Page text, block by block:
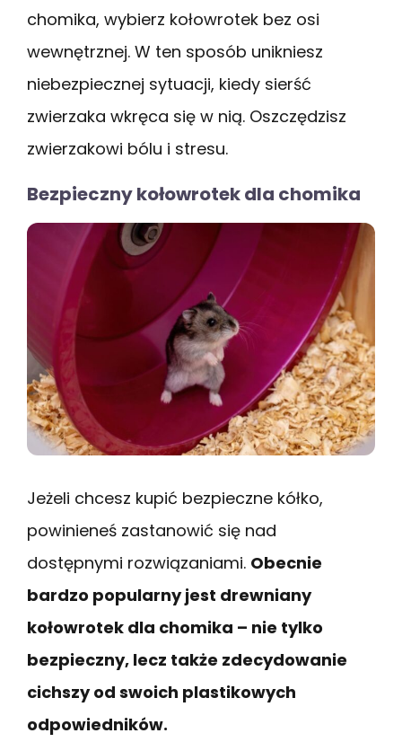
chomika, wybierz kołowrotek bez osi
wewnętrznej. W ten sposób unikniesz
niebezpiecznej sytuacji, kiedy sierść
zwierzaka wkręca się w nią. Oszczędzisz
zwierzakowi bólu i stresu.
Bezpieczny kołowrotek dla chomika
Jeżeli chcesz kupić bezpieczne kółko,
powinieneś zastanowić się nad
dostępnymi rozwiązaniami. Obecnie
bardzo popularny jest drewniany
kołowrotek dla chomika – nie tylko
bezpieczny, lecz także zdecydowanie
cichszy od swoich plastikowych
odpowiedników.